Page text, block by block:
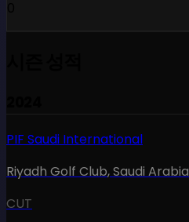
PIF Saudi International
Riyadh Golf Club,Saudi Arabia
CUT